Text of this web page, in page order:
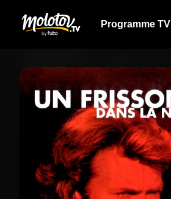
Programme TV